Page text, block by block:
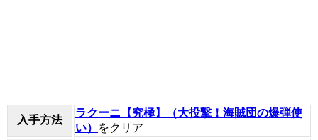
入手方法
ラクーニ【究極】（大投撃！海賊団の爆弾使
い）
をクリア